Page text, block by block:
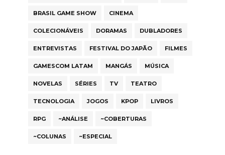
BRASIL GAME SHOW CINEMA
COLECIONÁVEIS DORAMAS DUBLADORES
ENTREVISTAS FESTIVAL DO JAPÃO FILMES
GAMESCOM LATAM MANGÁS MÚSICA
NOVELAS SÉRIES TV TEATRO
TECNOLOGIA JOGOS KPOP LIVROS
RPG ~ANÁLISE ~COBERTURAS
~COLUNAS ~ESPECIAL